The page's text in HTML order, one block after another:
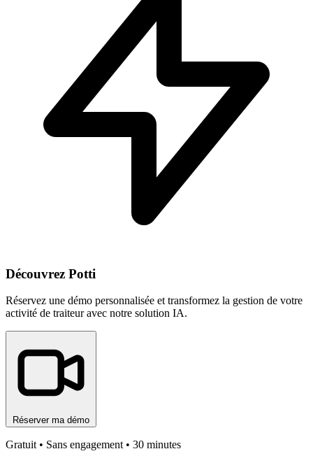
Découvrez Potti
Réservez une démo personnalisée et transformez la gestion de votre
activité de traiteur avec notre solution IA.
Réserver ma démo
Gratuit • Sans engagement • 30 minutes